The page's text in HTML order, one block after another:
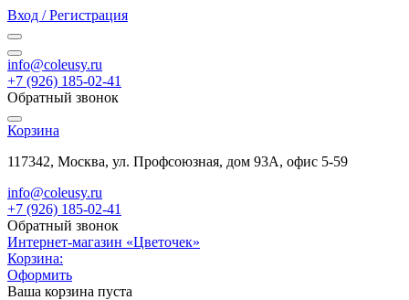
Вход / Регистрация
info@coleusy.ru
+7 (926) 185-02-41
Обратный звонок
Корзина
117342, Москва, ул. Профсоюзная, дом 93А, офис 5-59
info@coleusy.ru
+7 (926) 185-02-41
Обратный звонок
Интернет-магазин «Цветочек»
Корзина:
Оформить
Ваша корзина пуста